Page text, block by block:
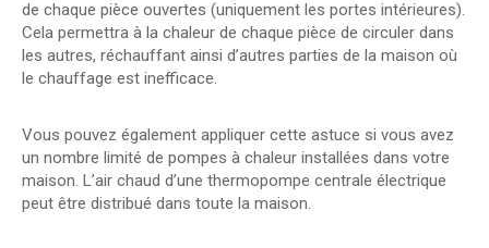
de chaque pièce ouvertes (uniquement les portes intérieures).
Cela permettra à la chaleur de chaque pièce de circuler dans
les autres, réchauffant ainsi d’autres parties de la maison où
le chauffage est inefficace.
Vous pouvez également appliquer cette astuce si vous avez
un nombre limité de pompes à chaleur installées dans votre
maison. L’air chaud d’une thermopompe centrale électrique
peut être distribué dans toute la maison.